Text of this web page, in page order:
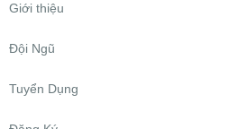
Giới thiệu
Đội Ngũ
Tuyển Dụng